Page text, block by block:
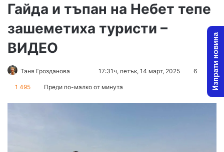
Гайда и тъпан на Небет тепе
зашеметиха туристи –
ВИДЕО
Таня Грозданова
Send17:31ч, петък, 14 март, 2025 6
1 495 Преди по-малко от минута Изпрати новина